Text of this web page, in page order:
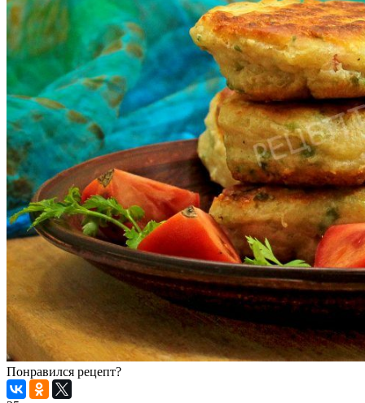
Понравился рецепт?